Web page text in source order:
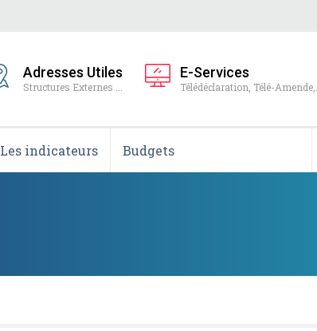
Adresses Utiles
Structures Externes ...
E-Services
Télédéclaration, Télé-Amende,...
Les indicateurs Budgets